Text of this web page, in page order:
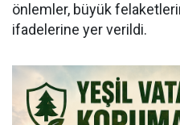
önlemler, büyük
ifadelerine yer verildi.